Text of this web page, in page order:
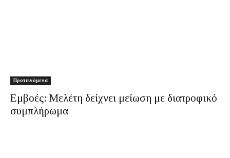
Προτεινόμενα
Εμβοές: Μελέτη δείχνει μείωση με διατροφικό
συμπλήρωμα